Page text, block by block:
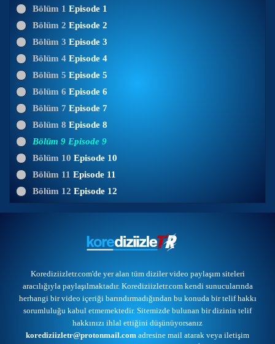
Bölüm 1 Episode 1
Bölüm 2 Episode 2
Bölüm 3 Episode 3
Bölüm 4 Episode 4
Bölüm 5 Episode 5
Bölüm 6 Episode 6
Bölüm 7 Episode 7
Bölüm 8 Episode 8
Bölüm 9 Episode 9
Bölüm 10 Episode 10
Bölüm 11 Episode 11
Bölüm 12 Episode 12
Korediziizletr.com'de yer alan tüm diziler video paylaşım siteleri
aracılığıyla paylaşılmaktadır. Korediziizletr.com kendi sunucularında
herhangi bir video içeriği barındırmadığından bu konuda bir telif hakkı
sorumluluğu kabul etmemektedir. Sitemizde bulunan bir dizinin telif
hakkınızı ihlal ettiğini düşünüyorsanız
korediziizletr@protonmail.com adresine mail atarak veya iletişim